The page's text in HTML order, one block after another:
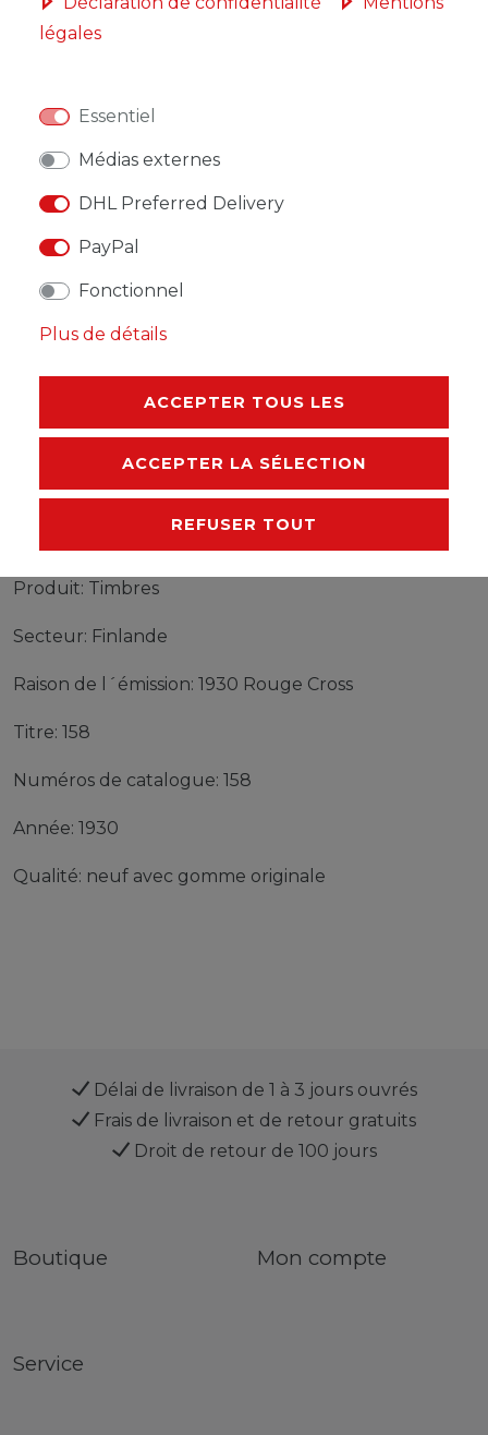
* avec TVA horsFrais de livraison
AUTRES DÉTAILS
RESPONSABLE DE L'UE
FABRICANT
Timbres Finlande 158 neuf avec gomme originale
1930 Rouge Cross
Produit: Timbres
Secteur: Finlande
Raison de l´émission: 1930 Rouge Cross
Titre: 158
Numéros de catalogue: 158
Année: 1930
Qualité: neuf avec gomme originale
Délai de livraison de 1 à 3 jours ouvrés
Frais de livraison et de retour gratuits
Droit de retour de 100 jours
Boutique Mon compte
Service
légales
Essentiel
Médias externes
DHL Preferred Delivery
PayPal
Fonctionnel
Plus de détails
ACCEPTER TOUS LES
ACCEPTER LA SÉLECTION
REFUSER TOUT